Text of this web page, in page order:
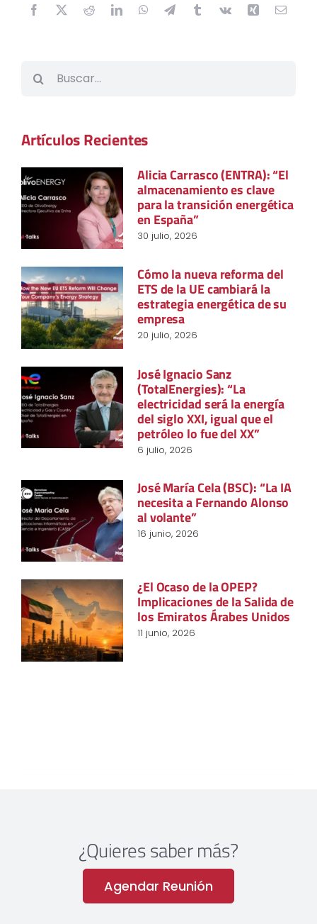
Artículos Recientes
Alicia Carrasco (ENTRA): “El
almacenamiento es clave
para la transición energética
en España”
30 julio, 2026
Cómo la nueva reforma del
ETS de la UE cambiará la
estrategia energética de su
empresa
20 julio, 2026
José Ignacio Sanz
(TotalEnergies): “La
electricidad será la energía
del siglo XXI, igual que el
petróleo lo fue del XX”
6 julio, 2026
José María Cela (BSC): “La IA
necesita a Fernando Alonso
al volante”
16 junio, 2026
¿El Ocaso de la OPEP?
Implicaciones de la Salida de
los Emiratos Árabes Unidos
11 junio, 2026
¿Quieres saber más?
Agendar Reunión